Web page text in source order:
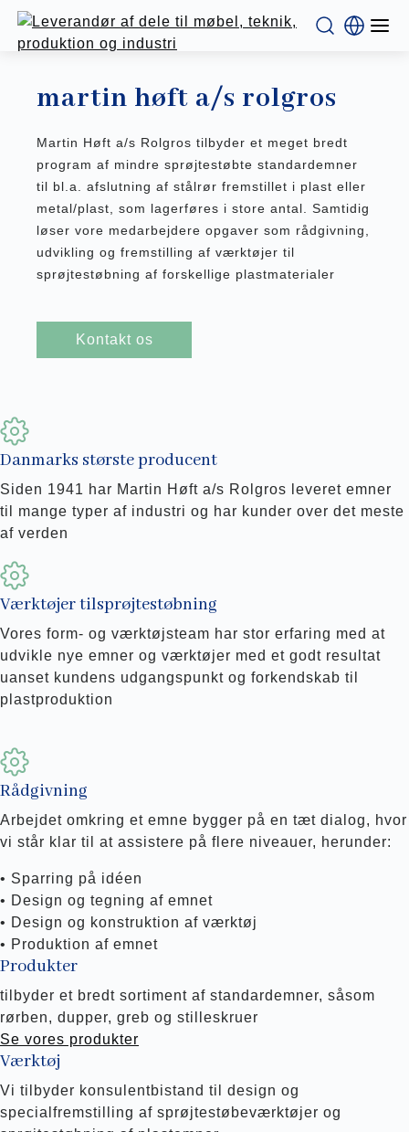
martin høft a/s rolgros
Martin Høft a/s Rolgros tilbyder et meget bredt
program af mindre sprøjtestøbte standardemner
til bl.a. afslutning af stålrør fremstillet i plast eller
metal/plast, som lagerføres i store antal. Samtidig
løser vore medarbejdere opgaver som rådgivning,
udvikling og fremstilling af værktøjer til
sprøjtestøbning af forskellige plastmaterialer
Kontakt os
Danmarks største producent
Siden 1941 har Martin Høft a/s Rolgros leveret emner
til mange typer af industri og har kunder over det meste
af verden
Værktøjer tilsprøjtestøbning
Vores form- og værktøjsteam har stor erfaring med at
udvikle nye emner og værktøjer med et godt resultat
uanset kundens udgangs­punkt og forkendskab til
plastproduktion
Rådgivning
Arbejdet omkring et emne bygger på en tæt dialog, hvor
vi står klar til at assistere på flere niveauer, herunder:
• Sparring på idéen
• Design og tegning af emnet
• Design og konstruktion af værktøj
• Produktion af emnet
Produkter
tilbyder et bredt sortiment af standardemner, såsom
rørben, dupper, greb og stilleskruer
Se vores produkter
Værktøj
Vi tilbyder konsulentbistand til design og
specialfremstilling af sprøjtestøbeværktøjer og